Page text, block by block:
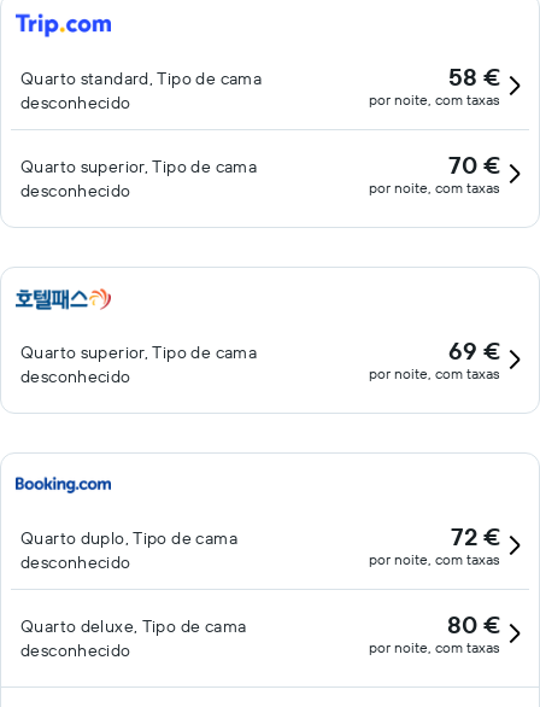
Quarto standard, Tipo de cama
desconhecido
58 €
por noite, com taxas
Quarto superior, Tipo de cama
desconhecido
70 €
por noite, com taxas
Quarto superior, Tipo de cama
desconhecido
69 €
por noite, com taxas
Quarto duplo, Tipo de cama
desconhecido
72 €
por noite, com taxas
Quarto deluxe, Tipo de cama
desconhecido
80 €
por noite, com taxas